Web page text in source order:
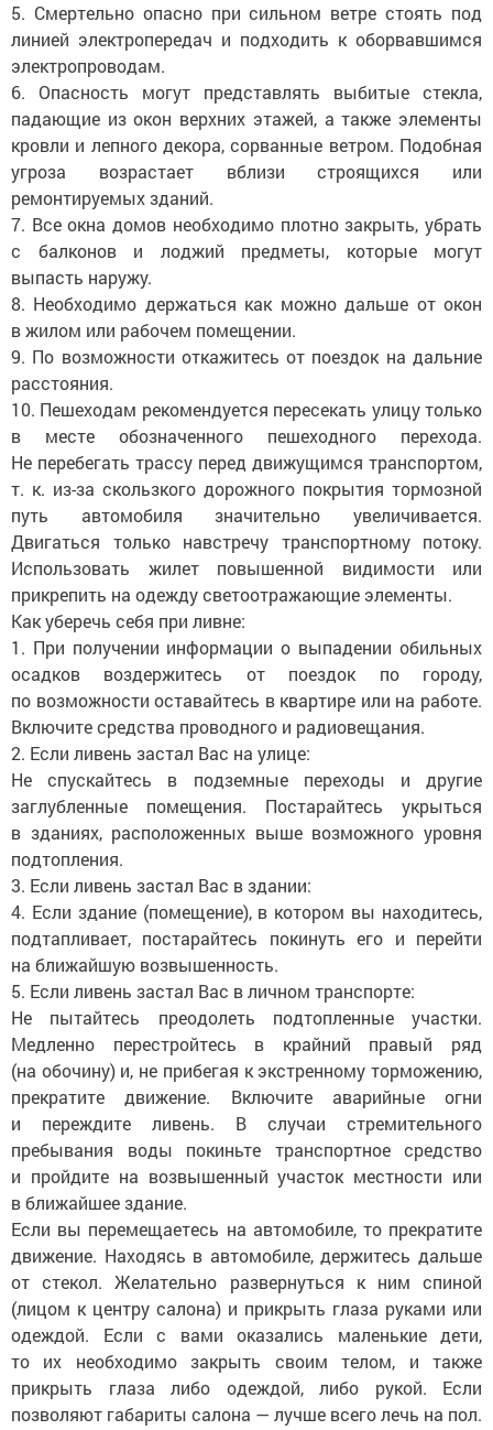
5. Смертельно опасно при сильном ветре стоять под
линией электропередач и подходить к оборвавшимся
электропроводам.
6. Опасность могут представлять выбитые стекла,
падающие из окон верхних этажей, а также элементы
кровли и лепного декора, сорванные ветром. Подобная
угроза возрастает вблизи строящихся или
ремонтируемых зданий.
7. Все окна домов необходимо плотно закрыть, убрать
с балконов и лоджий предметы, которые могут
выпасть наружу.
8. Необходимо держаться как можно дальше от окон
в жилом или рабочем помещении.
9. По возможности откажитесь от поездок на дальние
расстояния.
10. Пешеходам рекомендуется пересекать улицу только
в месте обозначенного пешеходного перехода.
Не перебегать трассу перед движущимся транспортом,
т. к. из-за скользкого дорожного покрытия тормозной
путь автомобиля значительно увеличивается.
Двигаться только навстречу транспортному потоку.
Использовать жилет повышенной видимости или
прикрепить на одежду светоотражающие элементы.
Как уберечь себя при ливне:
1. При получении информации о выпадении обильных
осадков воздержитесь от поездок по городу,
по возможности оставайтесь в квартире или на работе.
Включите средства проводного и радиовещания.
2. Если ливень застал Вас на улице:
Не спускайтесь в подземные переходы и другие
заглубленные помещения. Постарайтесь укрыться
в зданиях, расположенных выше возможного уровня
подтопления.
3. Если ливень застал Вас в здании:
4. Если здание (помещение), в котором вы находитесь,
подтапливает, постарайтесь покинуть его и перейти
на ближайшую возвышенность.
5. Если ливень застал Вас в личном транспорте:
Не пытайтесь преодолеть подтопленные участки.
Медленно перестройтесь в крайний правый ряд
(на обочину) и, не прибегая к экстренному торможению,
прекратите движение. Включите аварийные огни
и переждите ливень. В случаи стремительного
пребывания воды покиньте транспортное средство
и пройдите на возвышенный участок местности или
в ближайшее здание.
Если вы перемещаетесь на автомобиле, то прекратите
движение. Находясь в автомобиле, держитесь дальше
от стекол. Желательно развернуться к ним спиной
(лицом к центру салона) и прикрыть глаза руками или
одеждой. Если с вами оказались маленькие дети,
то их необходимо закрыть своим телом, и также
прикрыть глаза либо одеждой, либо рукой. Если
позволяют габариты салона — лучше всего лечь на пол.